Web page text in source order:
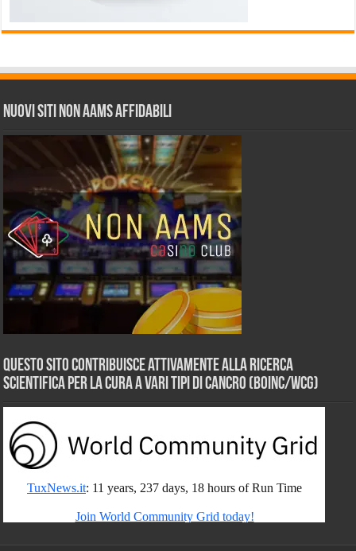
Nuovi siti non AAMS affidabili
Questo sito contribuisce attivamente alla ricerca
scientifica per la cura a vari tipi di Cancro (BOINC/WCG)